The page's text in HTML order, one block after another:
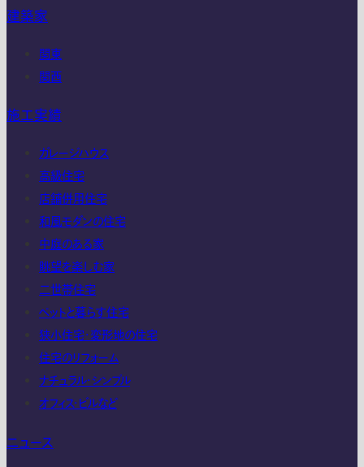
建築家
関東
関西
施工実績
ガレージハウス
高級住宅
店舗併用住宅
和風モダンの住宅
中庭のある家
眺望を楽しむ家
二世帯住宅
ペットと暮らす住宅
狭小住宅・変形地の住宅
住宅のリフォーム
ナチュラル・シンプル
オフィス・ビルなど
ニュース